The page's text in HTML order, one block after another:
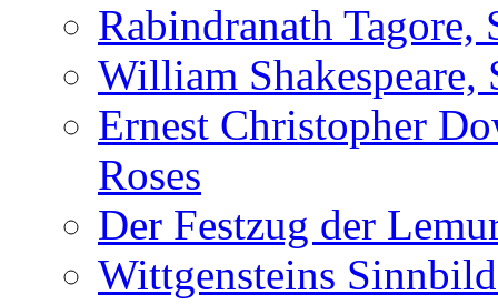
Rabindranath
William Shakespeare,
Ernest Christopher
Roses
Der Festzug der
Wittgensteins